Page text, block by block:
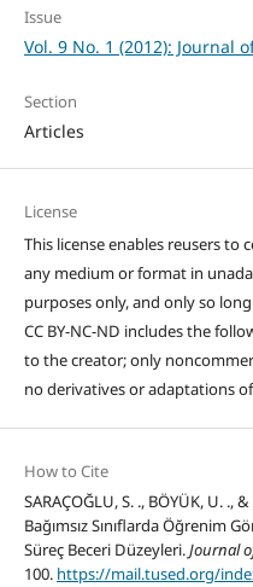
Issue
Vol. 9 No. 1 (2012): Journal
Section
Articles
License
This license enables reusers
any medium or format in
purposes only, and only so
CC BY-NC-ND includes the
to the creator; only
no derivatives or adaptations
How to Cite
SARAÇOĞLU, S. ., BÖYÜK, U. .,
Bağımsız Sınıflarda Öğrenim
Süreç Beceri Düzeyleri.Journal
100. https://mail.tused.org/